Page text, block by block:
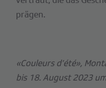
prägen.
«Couleurs d’été»,
bis 18. August 2023